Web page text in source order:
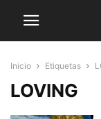
Inicio Etiquetas
LOVING